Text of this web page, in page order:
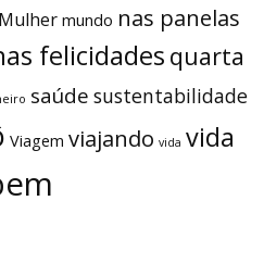
Mulher mundo nas panelas
felicidades quarta
saúde sustentabilidade
Viagem viajando vida vida